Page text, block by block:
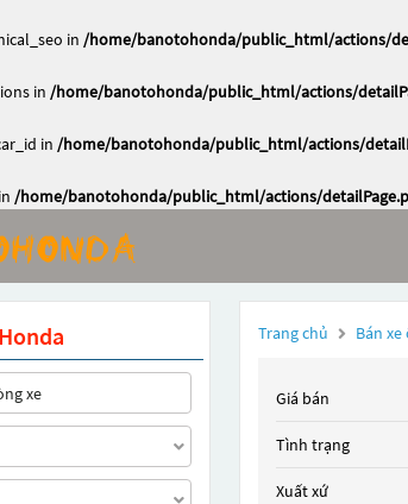
in /home/banotohonda/public_html/actions/
in /home/banotohonda/public_html/actions/
in /home/banotohonda/public_html/actions/
/home/banotohonda/public_html/actions/
Trang chủ Bán
Giá bán
Tình trạng
Xuất xứ